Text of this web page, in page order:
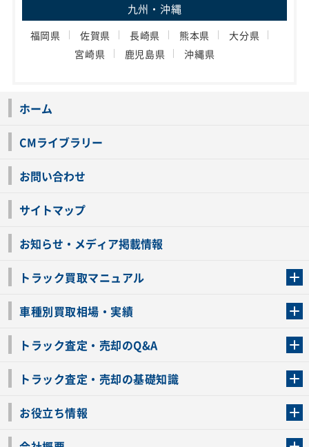
九州・沖縄
福岡県 佐賀県 長崎県 熊本県
大分県
宮崎県
鹿児島県 沖縄県
ホーム
CMライブラリー
お問い合わせ
サイトマップ
お知らせ・メディア掲載情報
トラック買取マニュアル
車種別買取相場・実績
トラック査定・売却のQ&A
トラック査定・売却の基礎知識
お役立ち情報